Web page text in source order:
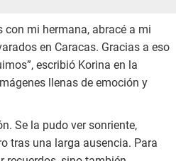
con mi hermana, abracé a mi
en Caracas. Gracias a eso
escribió Korina en la
llenas de emoción y
Se la pudo ver sonriente,
tras una larga ausencia. Para